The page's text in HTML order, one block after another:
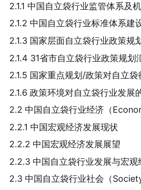
2.1.1 中国自立袋行业监管体系及
2.1.2 中国自立袋行业标准体系建
2.1.3 国家层面自立袋行业政策规
2.1.4 31省市自立袋行业政策规划
2.1.5 国家重点规划/政策对自立
2.1.6 政策环境对自立袋行业发展
2.2 中国自立袋行业经济（
2.2.1 中国宏观经济发展现状
2.2.2 中国宏观经济发展展望
2.2.3 中国自立袋行业发展与宏观
2.3 中国自立袋行业社会（